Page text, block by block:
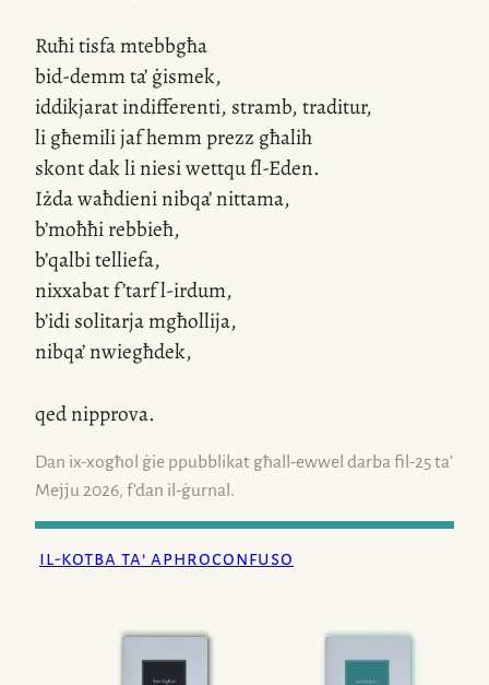
Ruħi tisfa mtebbgħa
bid-demm ta’ ġismek,
iddikjarat indifferenti, stramb, traditur,
li għemili jaf hemm prezz għalih
skont dak li niesi wettqu fl-Eden.
Iżda waħdieni nibqa’ nittama,
b’moħħi rebbieħ,
b’qalbi telliefa,
nixxabat f’tarf l-irdum,
b’idi solitarja mgħollija,
nibqa’ nwiegħdek,
qed nipprova.
Dan ix-xogħol ġie ppubblikat għall-ewwel darbafil-25ta’
Mejju 2026, f’dan il-ġurnal .
il-kotba ta’ aphroconfuso